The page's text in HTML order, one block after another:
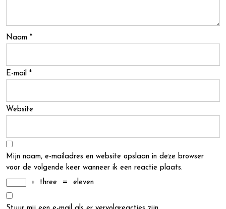
Naam *
E-mail *
Website
Mijn naam, e-mailadres en website opslaan in deze browser
voor de volgende keer wanneer ik een reactie plaats.
+
three = eleven